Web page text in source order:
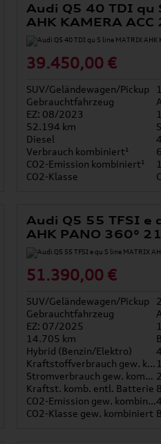
Audi Q5 40 TDI qu
AHK KAMERA ACC
39.450,00 €
SUV/Geländewagen/Pickup
Gebrauchtfahrzeug
EZ: 08/2023
52.194 km
Diesel
Verbrauch kombiniert¹
CO2-Emission kombiniert¹
CO2-Klasse
Audi Q5 55 TFSI e
AHK PANO 360°
51.390,00 €
SUV/Geländewagen/Pickup
Gebrauchtfahrzeug
EZ: 07/2025
14.705 km
Hybrid (Benzin/Elektro)
Kraftstoffverbrauch gew. kombiniert
Stromverbrauch gew. kombiniert
Kraftst. komb. entl. Batterie
CO2-Emission gew. kombiniert
CO2-Klasse gew. kombiniert B